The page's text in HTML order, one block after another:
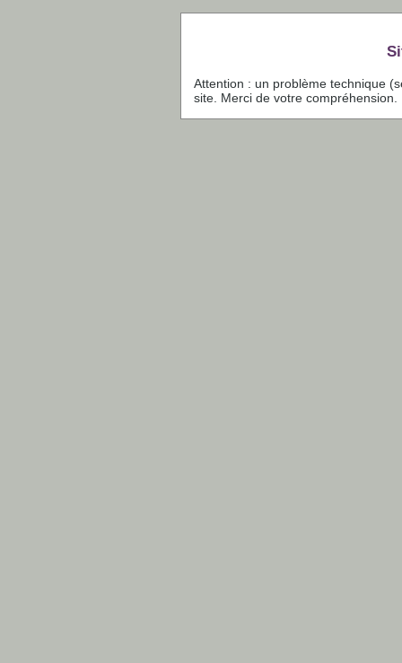
Attention : un problème technique
site. Merci de votre compréhension.